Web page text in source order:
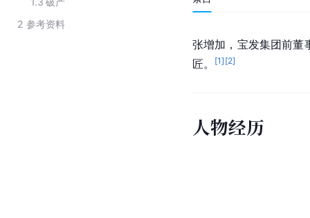
2 参考资料
张增加，宝发集团前董
匠。
[1] [2]
人物经历